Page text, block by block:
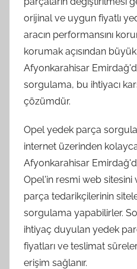
orijinal ve uygun fiyatlı
aracın performansını
korumak açısından büyük
Afyonkarahisar
sorgulama, bu ihtiyacı
çözümdür.
Opel yedek parça
internet üzerinden
Afyonkarahisar
Opel'in resmi web
parça tedarikçilerinin
sorgulama yapabilirler.
ihtiyaç duyulan yedek
fiyatları ve teslimat
erişim sağlanır.